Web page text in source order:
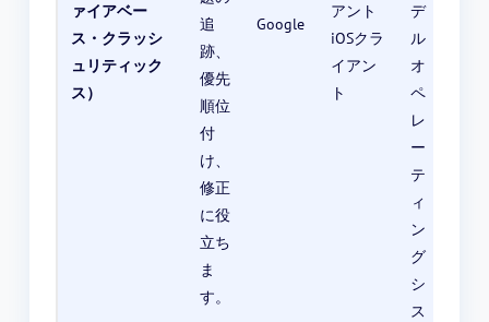
ァイアベー
ス・クラッシ
ュリティック
ス）
追
跡、
優先
順位
付
け、
修正
に役
立ち
ま
す。
Google
アント
iOSクラ
イアン
ト
デ
ル
オ
ペ
レ
ー
テ
ィ
ン
グ
シ
ス